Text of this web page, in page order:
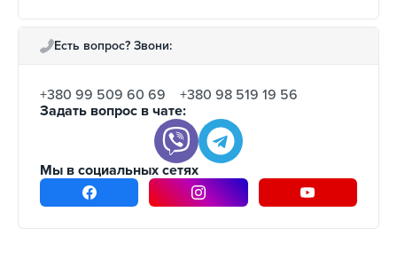
Есть вопрос? Звони:
+380 99 509 60 69
+380 98 519 19 56
Задать вопрос в чате:
Мы в социальных сетях